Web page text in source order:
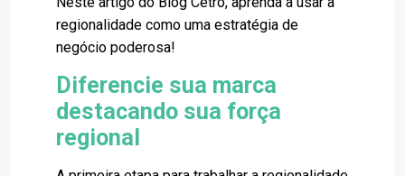
regionalidade como uma estratégia de
negócio poderosa!
Diferencie sua marca
destacando sua força
regional